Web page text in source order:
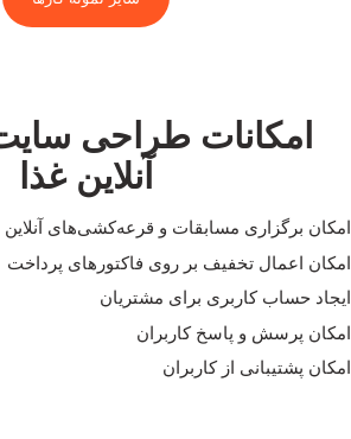
امکانات طراحی
آنلاین غذا
امکان برگزاری مسابقات و قرعه‌کشی‌های آنلاین
امکان اعمال تخفیف بر روی فاکتورهای پرداخت
ایجاد حساب کاربری برای مشتریان
امکان پرسش و پاسخ کاربران
امکان پشتیبانی از کاربران